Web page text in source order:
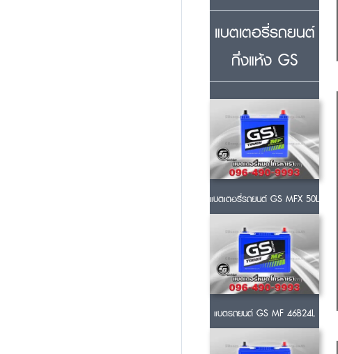
แบตเตอรี่รถยนต์
กึ่งแห้ง GS
แบตเตอรี่รถยนต์ GS MFX 50L
แบตรถยนต์ GS MF 46B24L